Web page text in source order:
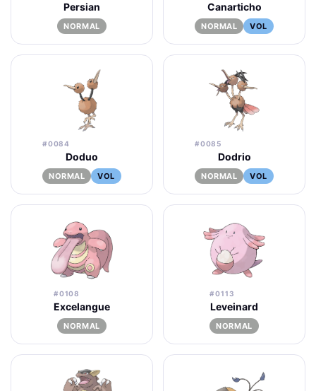
Persian
NORMAL
Canarticho
NORMAL VOL
#0084
Doduo
NORMAL VOL
#0085
Dodrio
NORMAL VOL
#0108
Excelangue
NORMAL
#0113
Leveinard
NORMAL